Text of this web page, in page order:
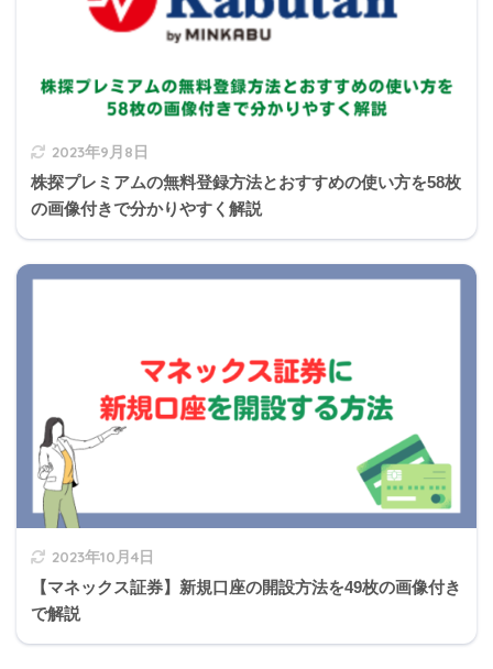
②～④の解説
法人税額
michi
資本金1億円以下の中小企業において、課税金
額が800万円以下の部分については税率15%、
超える部分については23.2%の法人税がかかり
ます。
普通法人の法人税率
2023年9月8日
株探プレミアムの無料登録方法とおすすめの使い方を58枚
の画像付きで分かりやすく解説
2023年10月4日
【マネックス証券】新規口座の開設方法を49枚の画像付き
で解説